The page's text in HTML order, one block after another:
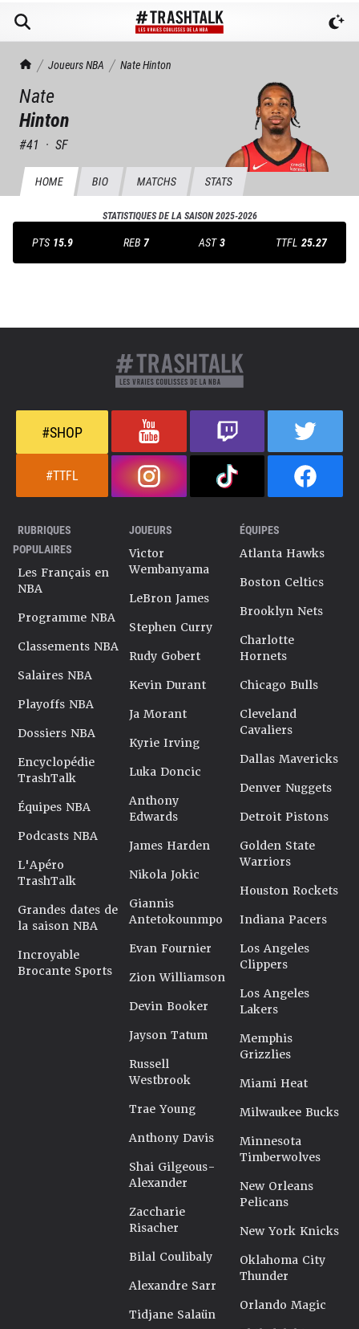
TrashTalk Actu NBA
Joueurs NBA NateHinton
Nate
Hinton
#41 · SF
HOME BIO MATCHS STATS
STATISTIQUES DE LA SAISON2025-2026
PTS 15.9 REB 7 AST 3 TTFL 25.27
#SHOP
#TTFL
RUBRIQUES
POPULAIRES
Les Français en
NBA
Programme NBA
Classements NBA
Salaires NBA
Playoffs NBA
Dossiers NBA
Encyclopédie
TrashTalk
Équipes NBA
Podcasts NBA
L'Apéro
TrashTalk
Grandes dates de
la saison NBA
Incroyable
Brocante Sports
JOUEURS
Victor
Wembanyama
LeBron James
Stephen Curry
Rudy Gobert
Kevin Durant
Ja Morant
Kyrie Irving
Luka Doncic
Anthony
Edwards
James Harden
Nikola Jokic
Giannis
Antetokounmpo
Evan Fournier
Zion Williamson
Devin Booker
Jayson Tatum
Russell
Westbrook
Trae Young
Anthony Davis
Shai Gilgeous-
Alexander
Zaccharie
Risacher
Bilal Coulibaly
Alexandre Sarr
Tidjane Salaün
ÉQUIPES
Atlanta Hawks
Boston Celtics
Brooklyn Nets
Charlotte
Hornets
Chicago Bulls
Cleveland
Cavaliers
Dallas Mavericks
Denver Nuggets
Detroit Pistons
Golden State
Warriors
Houston Rockets
Indiana Pacers
Los Angeles
Clippers
Los Angeles
Lakers
Memphis
Grizzlies
Miami Heat
Milwaukee Bucks
Minnesota
Timberwolves
New Orleans
Pelicans
New York Knicks
Oklahoma City
Thunder
Orlando Magic